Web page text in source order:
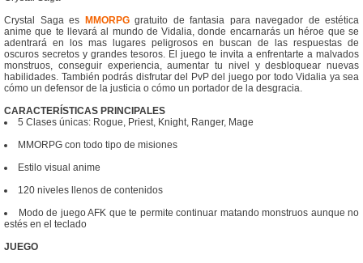
Crystal Saga es
MMORPGgratuito de fantasia para navegador de estética
anime que te llevará al mundo de Vidalia, donde encarnarás un héroe que se
adentrará en los mas lugares peligrosos en buscan de las respuestas de
oscuros secretos y grandes tesoros. El juego te invita a enfrentarte a malvados
monstruos, conseguir experiencia, aumentar tu nivel y desbloquear nuevas
habilidades. También podrás disfrutar del PvP del juego por todo Vidalia ya sea
cómo un defensor de la justicia o cómo un portador de la desgracia.
CARACTERÍSTICAS PRINCIPALES
5 Clases únicas: Rogue, Priest, Knight, Ranger, Mage
MMORPG con todo tipo de misiones
Estilo visual anime
120 niveles llenos de contenidos
Modo de juego AFK que te permite continuar matando monstruos aunque no
estés en el teclado
JUEGO